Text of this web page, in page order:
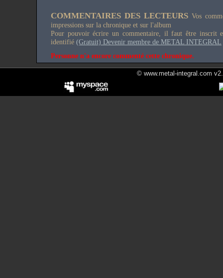
COMMENTAIRES DES LECTEURS Vos
impressions sur la chronique et sur l'album
Pour pouvoir écrire un commentaire, il faut être inscrit
identifié (Gratuit) Devenir membre de METAL INTEGRAL
Personne n'a encore commenté cette chronique.
© www.metal-integral.com